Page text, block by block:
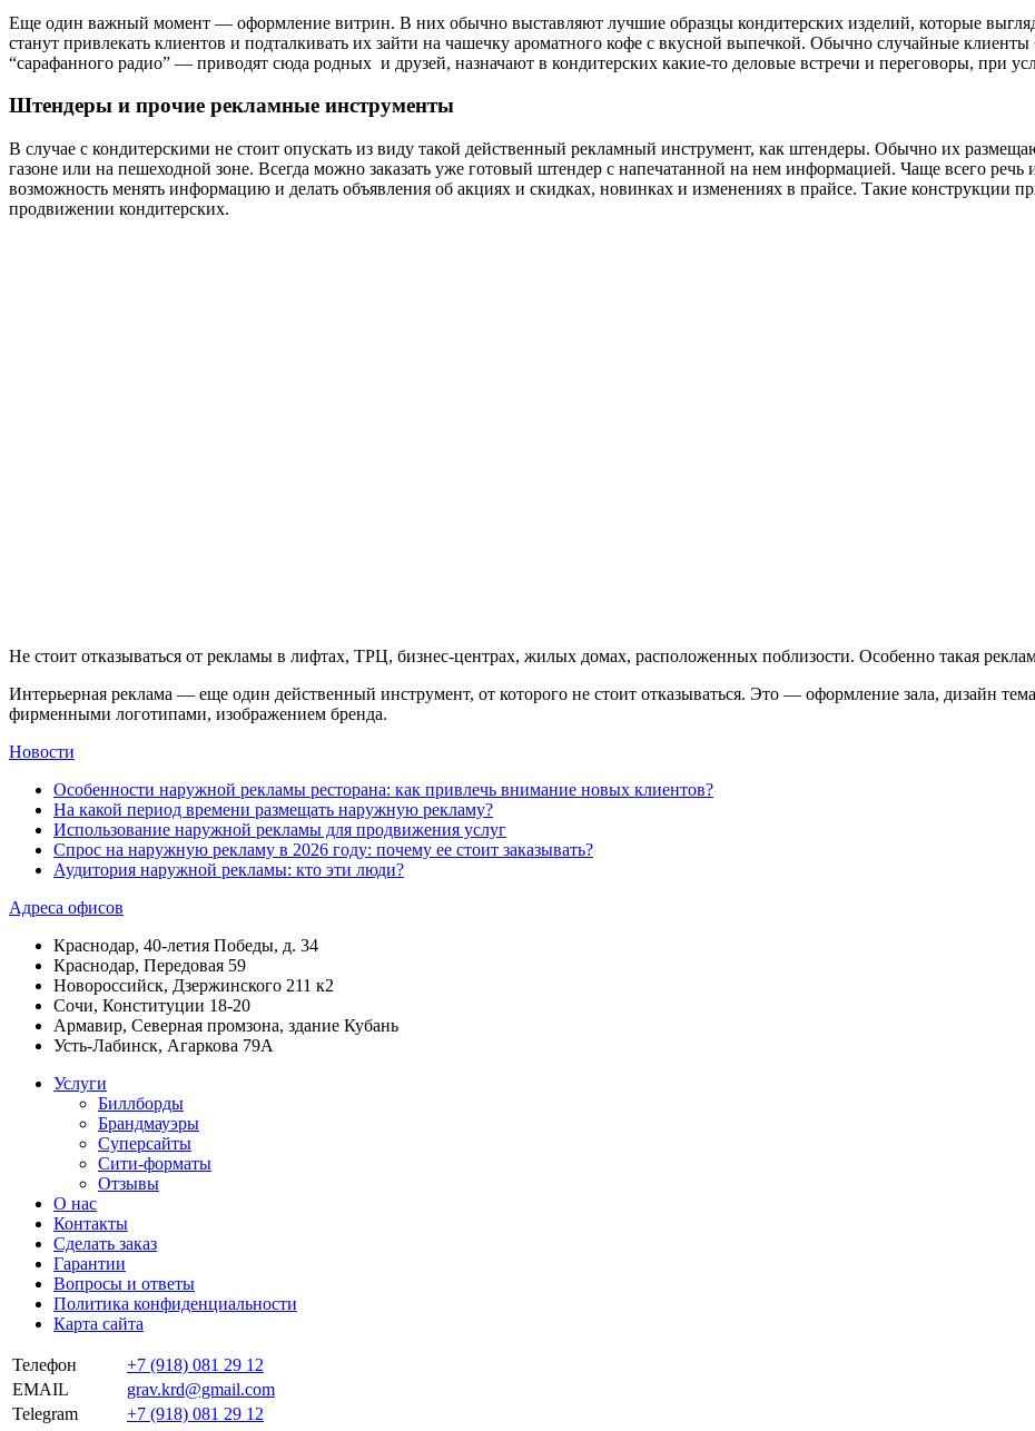
Еще один важный момент — оформление витрин. В них обычно выставляют лучшие образцы кондитерских изделий, которые
станут привлекать клиентов и подталкивать их зайти на чашечку ароматного кофе с вкусной выпечкой. Обычно случайные
“сарафанного радио” — приводят сюда родных и друзей, назначают в кондитерских какие-то деловые встречи и переговоры, при
Штендеры и прочие рекламные инструменты
В случае с кондитерскими не стоит опускать из виду такой действенный рекламный инструмент, как штендеры. Обычно их
газоне или на пешеходной зоне. Всегда можно заказать уже готовый штендер с напечатанной на нем информацией. Чаще всего речь
возможность менять информацию и делать объявления об акциях и скидках, новинках и изменениях в прайсе. Такие конструкции
продвижении кондитерских.
Не стоит отказываться от рекламы в лифтах, ТРЦ, бизнес-центрах, жилых домах, расположенных поблизости. Особенно такая
Интерьерная реклама — еще один действенный инструмент, от которого не стоит отказываться. Это — оформление зала, дизайн
фирменными логотипами, изображением бренда.
Новости
Особенности наружной рекламы ресторана: как привлечь внимание новых клиентов?
На какой период времени размещать наружную рекламу?
Использование наружной рекламы для продвижения услуг
Спрос на наружную рекламу в 2026 году: почему ее стоит заказывать?
Аудитория наружной рекламы: кто эти люди?
Адреса офисов
Краснодар, 40-летия Победы, д. 34
Краснодар, Передовая 59
Новороссийск, Дзержинского 211 к2
Сочи, Конституции 18-20
Армавир, Северная промзона, здание Кубань
Усть-Лабинск, Агаркова 79А
Услуги
Биллборды
Брандмауэры
Суперсайты
Сити-форматы
Отзывы
О нас
Контакты
Сделать заказ
Гарантии
Вопросы и ответы
Политика конфиденциальности
Карта сайта
Телефон
+7 (918) 081 29 12
EMAIL
grav.krd@gmail.com
Telegram
+7 (918) 081 29 12